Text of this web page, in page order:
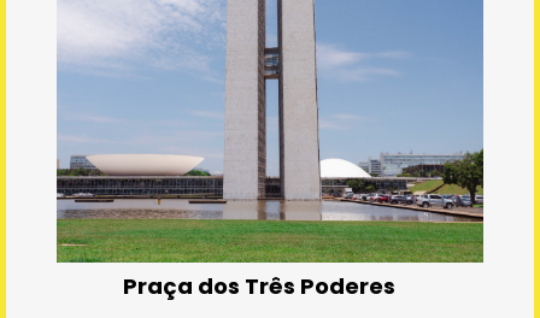
Praça dos Três Poderes